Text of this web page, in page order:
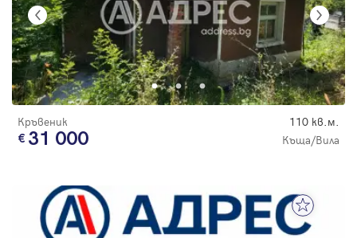
Кръвеник 110 кв.м.
31 000 Къща/Вила